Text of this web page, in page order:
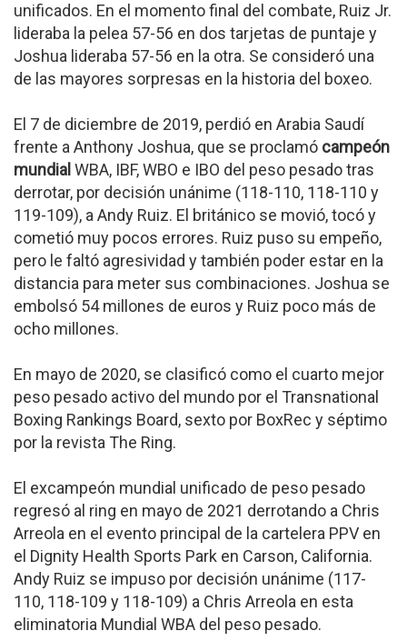
unificados. En el momento final del combate, Ruiz Jr.
lideraba la pelea 57-56 en dos tarjetas de puntaje y
Joshua lideraba 57-56 en la otra. Se consideró una
de las mayores sorpresas en la historia del boxeo.
El 7 de diciembre de 2019, perdió en Arabia Saudí
frente a Anthony Joshua, que se proclamó campeón
mundial WBA, IBF, WBO e IBO del peso pesado tras
derrotar, por decisión unánime (118-110, 118-110 y
119-109), a Andy Ruiz. El británico se movió, tocó y
cometió muy pocos errores. Ruiz puso su empeño,
pero le faltó agresividad y también poder estar en la
distancia para meter sus combinaciones. Joshua se
embolsó 54 millones de euros y Ruiz poco más de
ocho millones.
En mayo de 2020, se clasificó como el cuarto mejor
peso pesado activo del mundo por el Transnational
Boxing Rankings Board, sexto por BoxRec y séptimo
por la revista The Ring.
El excampeón mundial unificado de peso pesado
regresó al ring en mayo de 2021 derrotando a Chris
Arreola en el evento principal de la cartelera PPV en
el Dignity Health Sports Park en Carson, California.
Andy Ruiz se impuso por decisión unánime (117-
110, 118-109 y 118-109) a Chris Arreola en esta
eliminatoria Mundial WBA del peso pesado.